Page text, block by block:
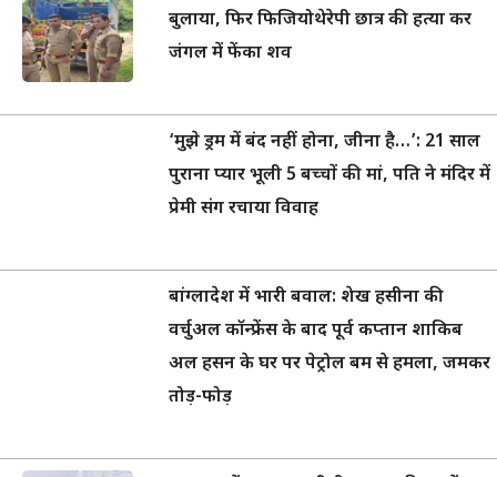
बुलाया, फिर फिजियोथेरेपी छात्र की हत्या कर
जंगल में फेंका शव
‘मुझे ड्रम में बंद नहीं होना, जीना है…’: 21 साल
पुराना प्यार भूली 5 बच्चों की मां, पति ने मंदिर में
प्रेमी संग रचाया विवाह
बांग्लादेश में भारी बवाल: शेख हसीना की
वर्चुअल कॉन्फ्रेंस के बाद पूर्व कप्तान शाकिब
अल हसन के घर पर पेट्रोल बम से हमला, जमकर
तोड़-फोड़